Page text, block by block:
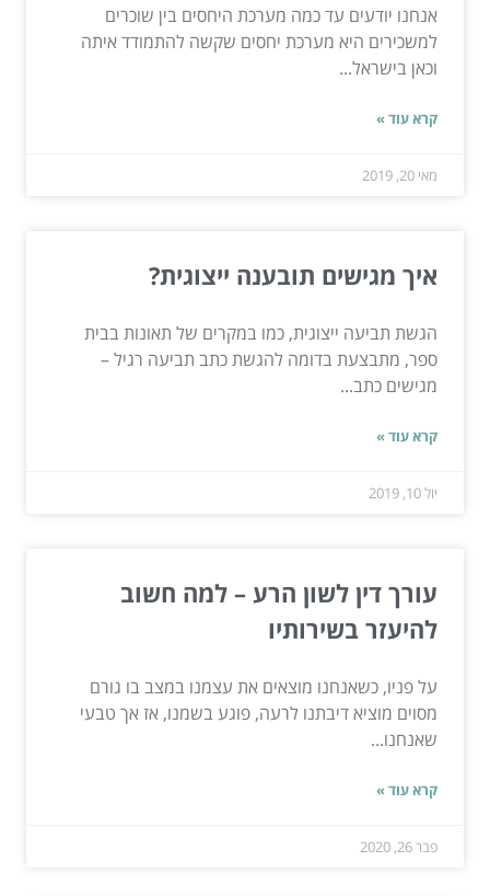
אנחנו יודעים עד כמה מערכת היחסים בין שוכרים
למשכירים היא מערכת יחסים שקשה להתמודד איתה
וכאן בישראל...
קרא עוד »
מאי 20, 2019
איך מגישים תובענה ייצוגית?
הגשת תביעה ייצוגית, כמו במקרים של תאונות בבית
ספר, מתבצעת בדומה להגשת כתב תביעה רגיל –
מגישים כתב...
קרא עוד »
יול 10, 2019
עורך דין לשון הרע – למה חשוב
להיעזר בשירותיו
על פניו, כשאנחנו מוצאים את עצמנו במצב בו גורם
מסוים מוציא דיבתנו לרעה, פוגע בשמנו, אז אך טבעי
שאנחנו...
קרא עוד »
פבר 26, 2020